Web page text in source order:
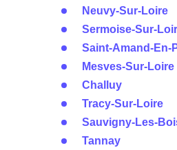
Neuvy-Sur-Loire
Sermoise-Sur-
Saint-Amand-En-
Mesves-Sur-Loire
Challuy
Tracy-Sur-Loire
Sauvigny-Les-
Tannay